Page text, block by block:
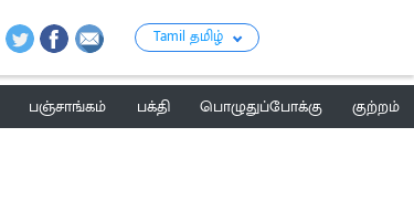
Tamil தமிழ்
பஞ்சாங்கம் பக்தி பொழுதுப்போக்கு
குற்றம்